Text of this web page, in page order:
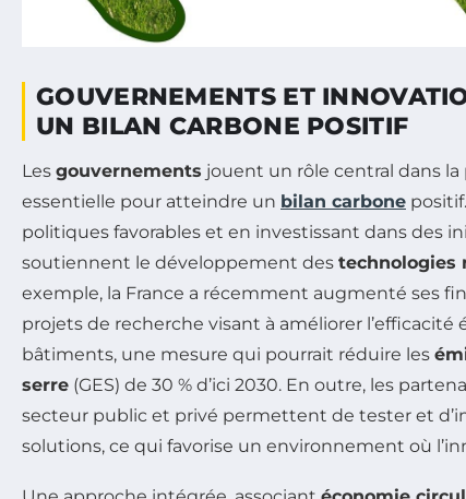
GOUVERNEMENTS ET
UN BILAN CARBONE POSITIF
Les gouvernements jouent un rôle central dans la
essentielle pour atteindre un bilan carbone
politiques favorables et en investissant dans des
soutiennent le développement des technologies
exemple, la France a récemment augmenté ses
projets de recherche visant à améliorer l’efficacité
bâtiments, une mesure qui pourrait réduire les
serre (GES) de 30 % d’ici 2030. En outre, les
secteur public et privé permettent de tester et
solutions, ce qui favorise un environnement où